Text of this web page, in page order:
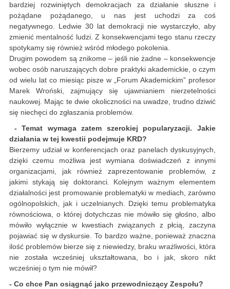
bardziej rozwiniętych demokracjach za działanie słuszne i
pożądane pożądanego, u nas jest uchodzi za coś
negatywnego. Ledwie 30 lat demokracji nie wystarczyło, aby
zmienić mentalność ludzi. Z konsekwencjami tego stanu rzeczy
spotykamy się również wśród młodego pokolenia.
Drugim powodem są znikome – jeśli nie żadne – konsekwencje
wobec osób naruszających dobre praktyki akademickie, o czym
od wielu lat co miesiąc pisze w „Forum Akademickim” profesor
Marek Wroński, zajmujący się ujawnianiem nierzetelności
naukowej. Mając te dwie okoliczności na uwadze, trudno dziwić
się niechęci do zgłaszania problemów.
- Temat wymaga zatem szerokiej popularyzacji. Jakie
działania w tej kwestii podejmuje KRD?
Bierzemy udział w konferencjach oraz panelach dyskusyjnych,
dzięki czemu możliwa jest wymiana doświadczeń z innymi
organizacjami, jak również zaprezentowanie problemów, z
jakimi stykają się doktoranci. Kolejnym ważnym elementem
działalności jest promowanie problematyki w mediach, zarówno
ogólnopolskich, jak i uczelnianych. Dzięki temu problematyka
równościowa, o której dotychczas nie mówiło się głośno, albo
mówiło wyłącznie w kwestiach związanych z płcią, zaczyna
pojawiać się w dyskursie. To bardzo ważne, ponieważ znaczna
ilość problemów bierze się z niewiedzy, braku wrażliwości, która
nie została wcześniej ukształtowana, bo i jak, skoro nikt
wcześniej o tym nie mówił?
- Co chce Pan osiągnąć jako przewodniczący Zespołu?